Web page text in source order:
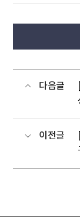
다음글
이전글